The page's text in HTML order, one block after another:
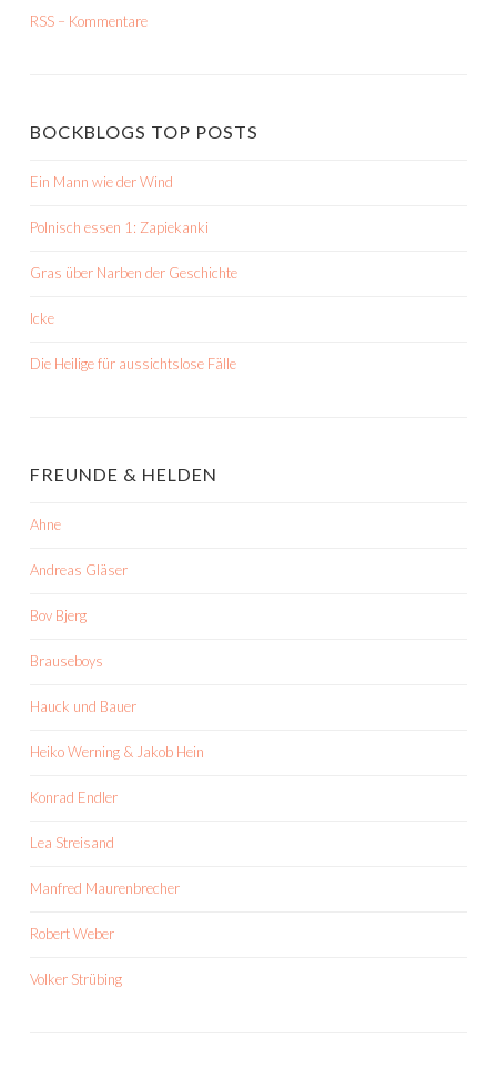
RSS – Kommentare
BOCKBLOGS TOP POSTS
Ein Mann wie der Wind
Polnisch essen 1: Zapiekanki
Gras über Narben der Geschichte
Icke
Die Heilige für aussichtslose Fälle
FREUNDE & HELDEN
Ahne
Andreas Gläser
Bov Bjerg
Brauseboys
Hauck und Bauer
Heiko Werning & Jakob Hein
Konrad Endler
Lea Streisand
Manfred Maurenbrecher
Robert Weber
Volker Strübing